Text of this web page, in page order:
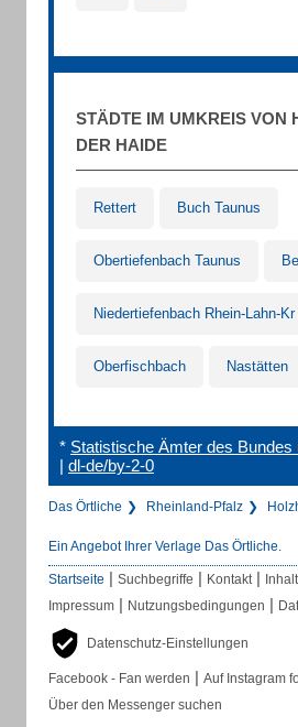
STÄDTE IM UMKREIS VON
DER HAIDE
Rettert Buch Taunus
Obertiefenbach Taunus
Niedertiefenbach Rhein-Lahn-Kr
Oberfischbach Nastätten
* Statistische Ämter des Bundes
| dl-de/by-2-0
Das Örtliche Rheinland-Pfalz
Ein Angebot Ihrer Verlage Das Örtliche.
Startseite | Suchbegriffe | Kontakt |
Impressum | Nutzungsbedingungen |
Datenschutz-Einstellungen
Facebook - Fan werden | Auf Instagram
Über den Messenger suchen